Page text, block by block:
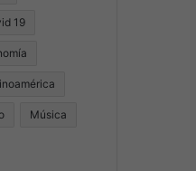
19
Música